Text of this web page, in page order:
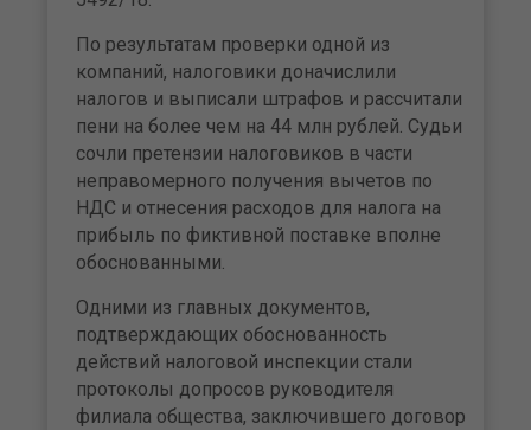
По результатам проверки одной из
компаний, налоговики доначислили
налогов и выписали штрафов и рассчитали
пени на более чем на 44 млн рублей. Судьи
сочли претензии налоговиков в части
неправомерного получения вычетов по
НДС и отнесения расходов для налога на
прибыль по фиктивной поставке вполне
обоснованными.
Одними из главных документов,
подтверждающих обоснованность
действий налоговой инспекции стали
протоколы допросов руководителя
филиала общества, заключившего договор